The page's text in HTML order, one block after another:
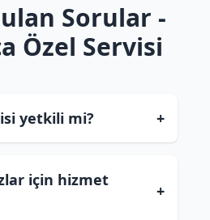
Sorular -
Özel Servisi
yetkili mi? +
için hizmet
+